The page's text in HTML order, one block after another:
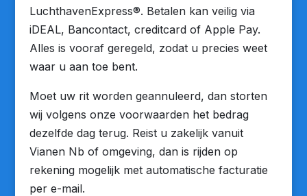
LuchthavenExpress®. Betalen kan veilig via
iDEAL, Bancontact, creditcard of Apple Pay.
Alles is vooraf geregeld, zodat u precies weet
waar u aan toe bent.
Moet uw rit worden geannuleerd, dan storten
wij volgens onze voorwaarden het bedrag
dezelfde dag terug. Reist u zakelijk vanuit
Vianen Nb of omgeving, dan is rijden op
rekening mogelijk met automatische facturatie
per e-mail.